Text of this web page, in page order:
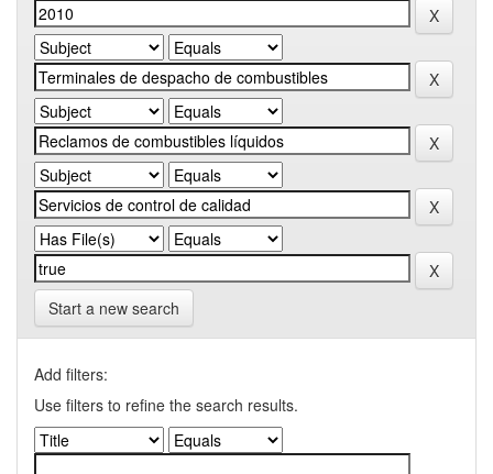
Start a new search
Add filters:
Use filters to refine the search results.